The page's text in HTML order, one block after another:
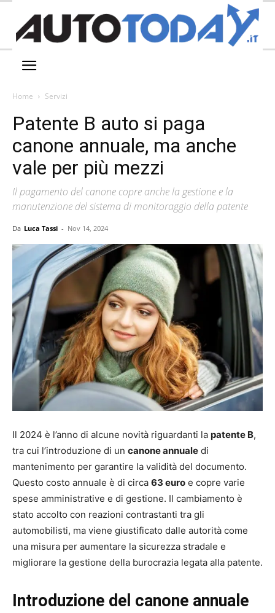
Home Servizi
Patente B auto si paga
canone annuale, ma anche
vale per più mezzi
Il pagamento del canone copre anche la gestione e la
manutenzione del sistema di monitoraggio della patente
Da Luca Tassi - Nov 14, 2024
Il 2024 è l’anno di alcune novità riguardanti la patente B,
tra cui l’introduzione di un canone annuale di
mantenimento per garantire la validità del documento.
Questo costo annuale è di circa 63 euro e copre varie
spese amministrative e di gestione. Il cambiamento è
stato accolto con reazioni contrastanti tra gli
automobilisti, ma viene giustificato dalle autorità come
una misura per aumentare la sicurezza stradale e
migliorare la gestione della burocrazia legata alla patente.
Introduzione del canone annuale